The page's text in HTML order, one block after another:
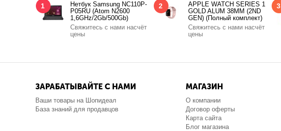
1
Нетбук Samsung NC110P-
P05RU (Atom N2600
1,6GHz/2Gb/500Gb)
Свяжитесь с нами насчёт
цены
2
APPLE WATCH SERIES 1
GOLD ALUM 38MM (2ND
GEN) (Полный комплект)
Свяжитесь с нами насчёт
цены
3
ЗАРАБАТЫВАЙТЕ С НАМИ
Ваши товары на Шопидеал
База знаний для продавцов
МАГАЗИН
О компании
Договор оферты
Карта сайта
Блог магазина